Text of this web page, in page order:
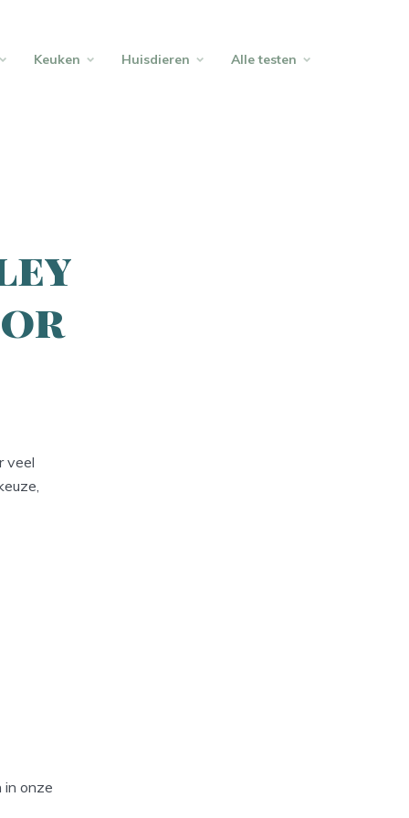
Keuken Huisdieren Alle testen
veel
in onze